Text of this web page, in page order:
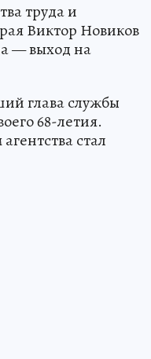
труда и
Виктор Новиков
— выход на
глава службы
68-летия.
стал